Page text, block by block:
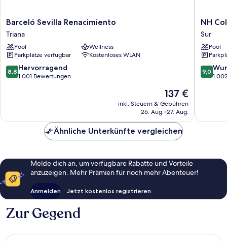
Barceló
Sevilla
Renacimiento
Triana
Barceló Sevilla Renacimiento
Triana
Pool
Wellness
Parkplätze verfügbar
Kostenloses WLAN
8.8
von
8,8 Hervorragend
1.001 Bewertungen
Der
Preis
beträgt
137 €
inkl. Steuern & Gebühren
26. Aug.–27. Aug.
NH
Sevilla
Sur
NH
Sur
Pool
9.0
von
9,0
Ähnliche Unterkünfte vergleichen
Melde dich an, um verfügbare Rabatte und Vorteile
anzuzeigen. Mehr Prämien für noch mehr Abenteuer!
Anmelden Jetzt kostenlos registrieren
Zur Gegend